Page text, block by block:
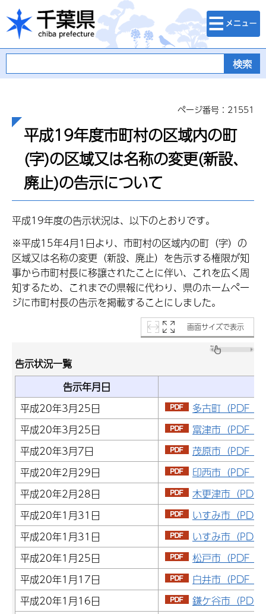
千葉県
検索・メニュ
ー
ページ番号：21551
平成19年度市町村の区域内の町
(字)の区域又は名称の変更(新設、
廃止)の告示について
平成19年度の告示状況は、以下のとおりです。
※平成15年4月1日より、市町村の区域内の町（字）の
区域又は名称の変更（新設、廃止）を告示する権限が知
事から市町村長に移譲されたことに伴い、これを広く周
知するため、これまでの県報に代わり、県のホームペー
ジに市町村長の告示を掲載することにしました。
画面サイズで表示
告示状況一覧
告示年月日
平成20年3月25日
多古町（PDF：
平成20年3月25日
富津市（PDF：
平成20年3月7日
茂原市（PDF：
平成20年2月29日
印西市（PDF：
平成20年2月28日
木更津市（PDF
平成20年1月31日
いすみ市（PDF
平成20年1月31日
いすみ市（PDF
平成20年1月25日
松戸市（PDF：
平成20年1月17日
白井市（PDF：
平成20年1月16日
鎌ケ谷市（PDF